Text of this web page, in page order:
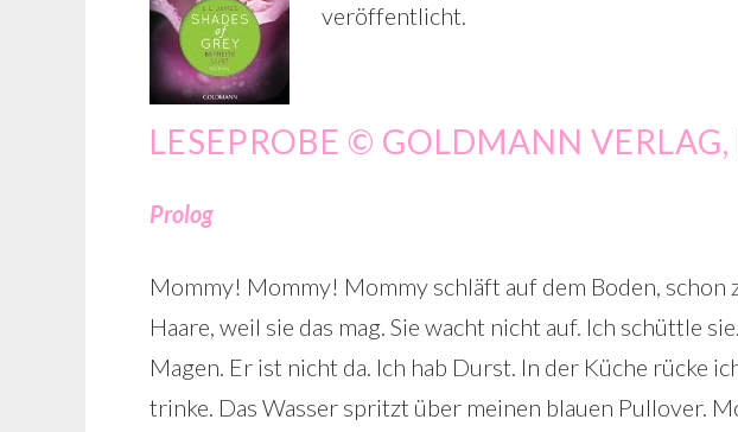
veröffentlicht.
LESEPROBE © GOLDMANN
Prolog
Mommy! Mommy! Mommy schläft auf dem Boden, schon
Haare, weil sie das mag. Sie wacht nicht auf. Ich schüttle
Magen. Er ist nicht da. Ich hab Durst. In der Küche rücke
trinke. Das Wasser spritzt über meinen blauen Pullover.